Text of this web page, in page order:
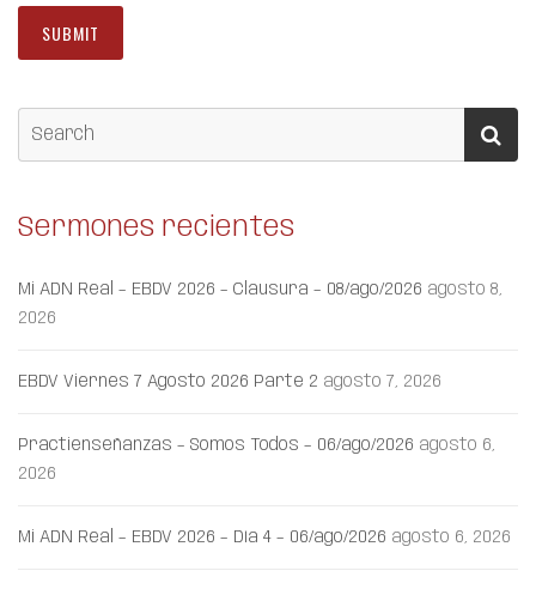
Sermones recientes
Mi ADN Real – EBDV 2026 – Clausura – 08/ago/2026 agosto 8,
2026
EBDV Viernes 7 Agosto 2026 Parte 2 agosto 7, 2026
Practienseñanzas – Somos Todos – 06/ago/2026 agosto 6,
2026
Mi ADN Real – EBDV 2026 – Día 4 – 06/ago/2026 agosto 6, 2026